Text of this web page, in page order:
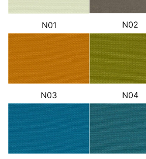
N01 N02
N03 N04